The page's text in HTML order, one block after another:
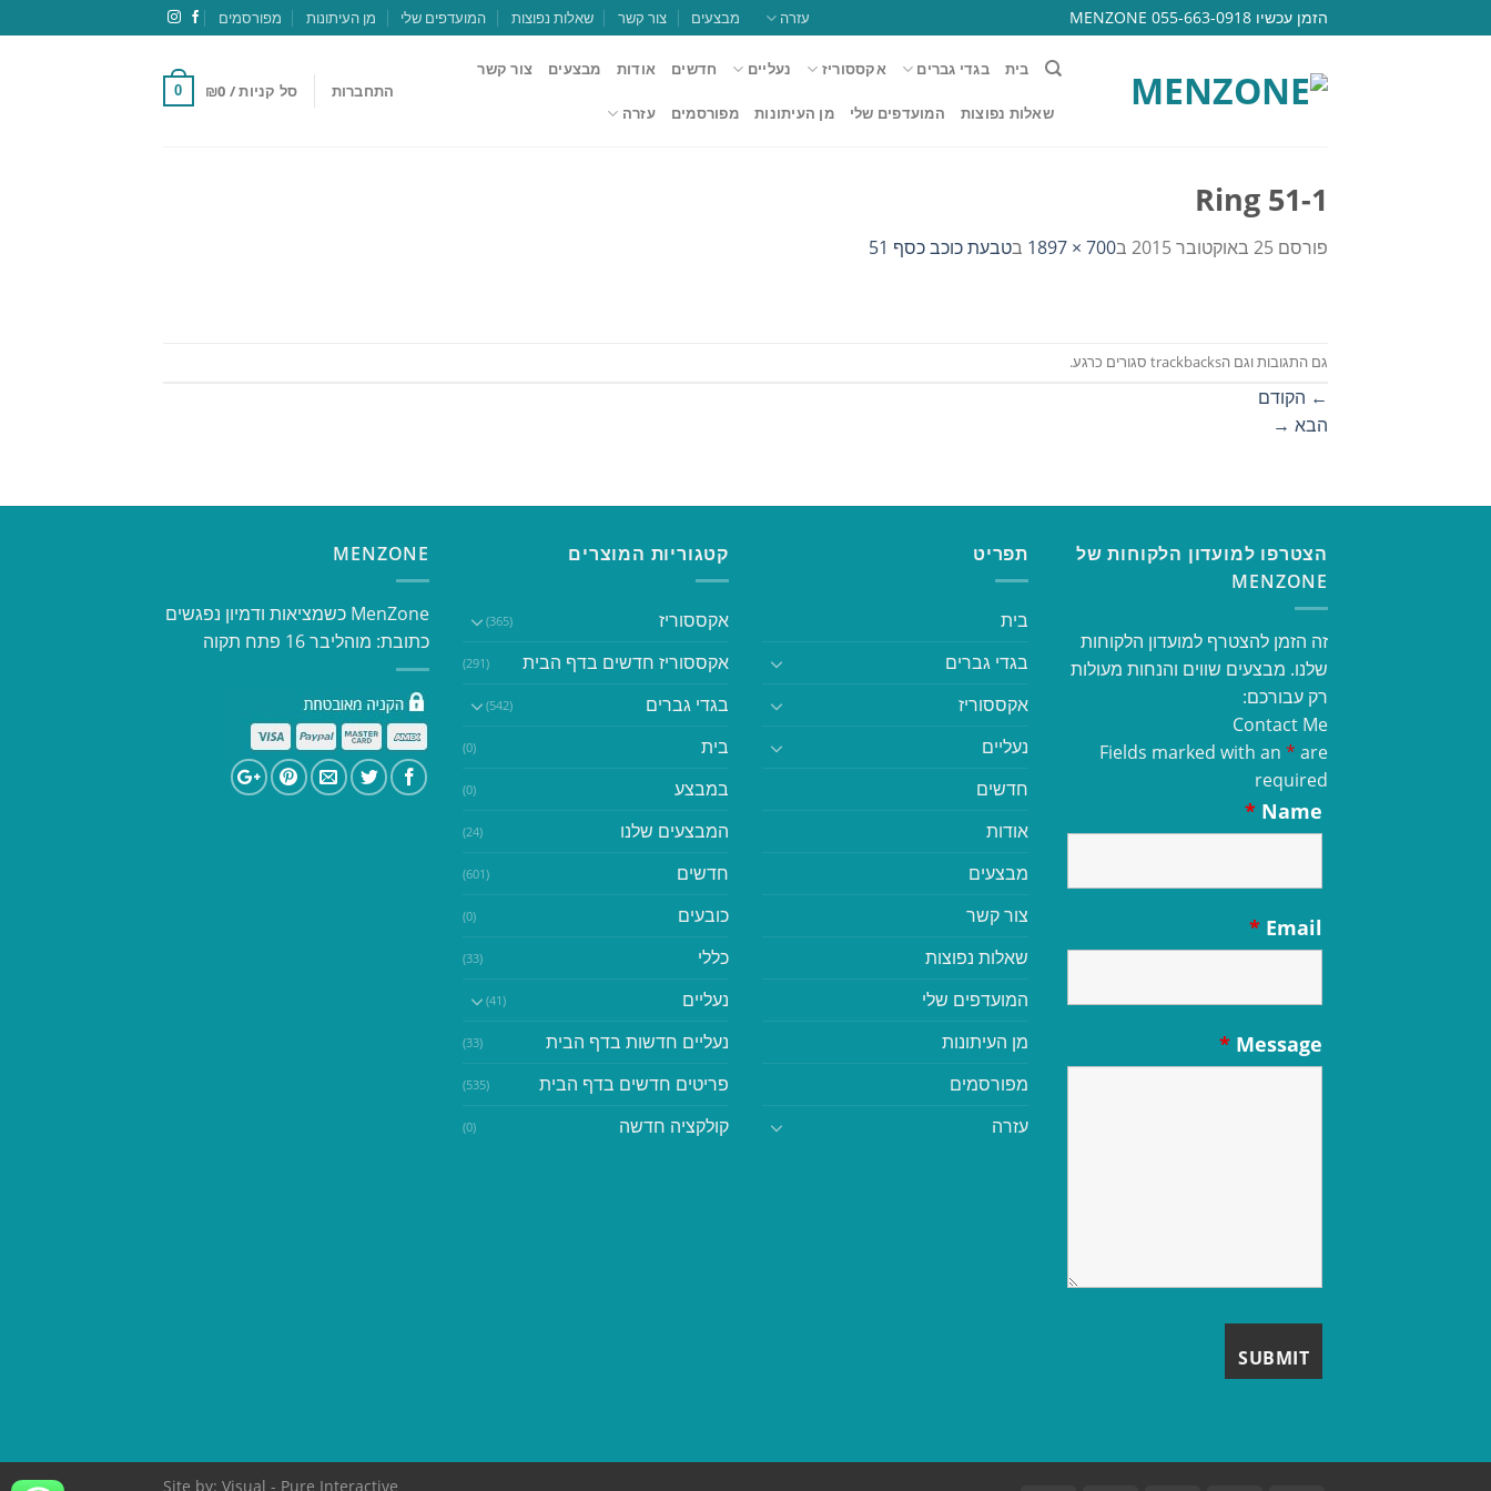
to
הזמן עכשיו 055-663-0918 MENZONE עזרה מבצעים צור קשר שאלות נפוצות המועדפים שלי מן העיתונות מפורסמים
בית בגדי גברים אקססוריז נעליים חדשים אודות מבצעים צור קשר
שאלות נפוצות המועדפים שלי מן העיתונות מפורסמים עזרה
התחברות סל קניות / ₪0
0
Ring 51-1
פורסם 25 באוקטובר 2015 ב700 × 1897 בטבעת כוכב כסף 51
גם התגובות וגם הtrackbacks סגורים כרגע.
← הקודם
הבא →
הצטרפו למועדון הלקוחות של
MENZONE
זה הזמן להצטרף למועדון הלקוחות
שלנו. מבצעים שווים והנחות מעולות
רק עבורכם:
Contact Me
Fields marked with an * are
required
Name
*
Email
*
Message
*
תפריט
בית
בגדי גברים
אקססוריז
נעליים
חדשים
אודות
מבצעים
צור קשר
שאלות נפוצות
המועדפים שלי
מן העיתונות
מפורסמים
עזרה
קטגוריות המוצרים
אקססוריז (365)
אקססוריז חדשים בדף הבית (291)
בגדי גברים (542)
בית (0)
במבצע (0)
המבצעים שלנו (24)
חדשים (601)
כובעים (0)
כללי (33)
נעליים (41)
נעליים חדשות בדף הבית (33)
פריטים חדשים בדף הבית (535)
קולקציה חדשה (0)
MENZONE
​​MenZone כשמציאות ודמיון נפגשים​
כתובת: מוהליבר 16 פתח תקוה
Site by: Visual - Pure Interactive